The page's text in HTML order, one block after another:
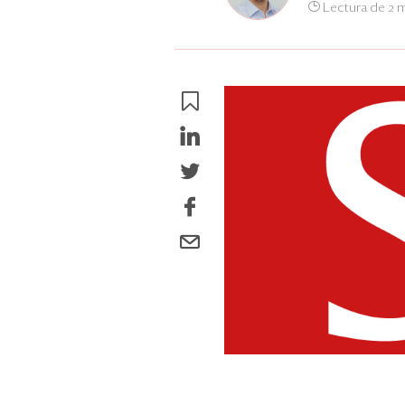
Lectura de 2